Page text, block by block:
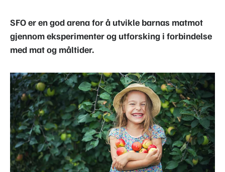
SFO er en god arena for å utvikle barnas matmot
gjennom eksperimenter og utforsking i forbindelse
med mat og måltider.